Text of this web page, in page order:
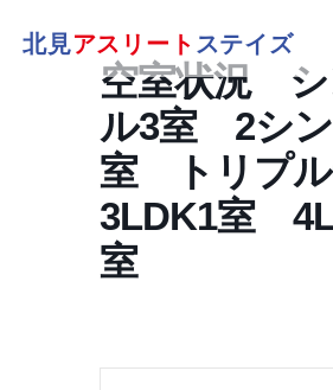
北見アスリート ステイズ
空室状況 シ
ル3室 2シ
室 トリプ
3LDK1室
室